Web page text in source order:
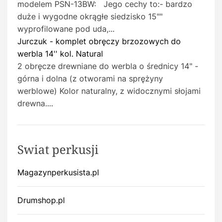
modelem PSN-13BW: Jego cechy to:- bardzo
duże i wygodne okrągłe siedzisko 15""
wyprofilowane pod uda,...
Jurczuk - komplet obręczy brzozowych do
werbla 14'' kol. Natural
2 obręcze drewniane do werbla o średnicy 14" -
górna i dolna (z otworami na sprężyny
werblowe) Kolor naturalny, z widocznymi słojami
drewna....
Swiat perkusji
Magazynperkusista.pl
Drumshop.pl